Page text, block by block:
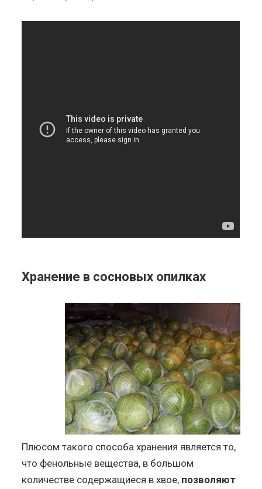
Хранение в сосновых опилках
Плюсом такого способа хранения является то,
что фенольные вещества, в большом
количестве содержащиеся в хвое, позволяют